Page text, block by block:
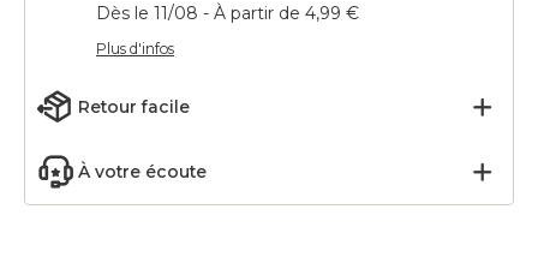
Dès le 11/08 - À partir de 4,99 €
Plus d'infos
Retour facile
À votre écoute